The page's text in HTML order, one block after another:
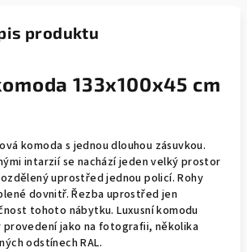
produktu
133x100x45 cm
komoda s jednou dlouhou zásuvkou.
intarzií se nachází jeden velký prostor
uprostřed jednou policí. Rohy
dovnitř. Řezba uprostřed jen
tohoto nábytku. Luxusní komodu
provedení jako na fotografii, několika
odstínech RAL.